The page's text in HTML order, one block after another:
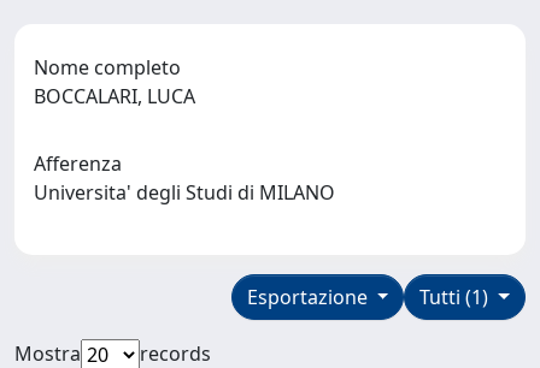
Nome completo
BOCCALARI, LUCA
Afferenza
Universita' degli Studi di MILANO
Tutti (1)
Esportazione
Mostra
records